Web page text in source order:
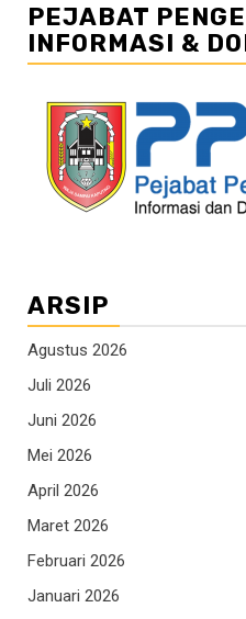
PEJABAT
INFORMASI &
ARSIP
Agustus 2026
Juli 2026
Juni 2026
Mei 2026
April 2026
Maret 2026
Februari 2026
Januari 2026